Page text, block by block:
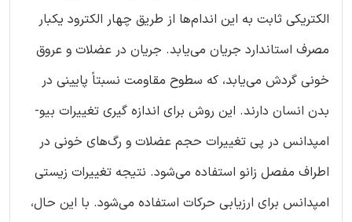
الکتریکی ثابت به این اندام‌ها از طریق چهار الکترود یکبار
مصرف استاندارد جریان می‌یابد. جریان در عضلات و عروق
خونی گردش می‌یابد، که سطوح مقاومت نسبتاً پایینی در
بدن انسان دارند. این روش برای اندازه گیری تغییرات بیو-
امپدانس در پی تغییرات حجم عضلات و رگ‌های خونی در
اطراف مفصل زانو استفاده می‌شود. نتیجه تغییرات زیستی
امپدانس برای ارزیابی حرکات استفاده می‌شود. با این حال،